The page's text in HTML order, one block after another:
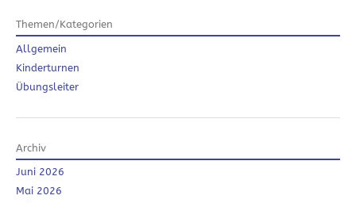
Themen/Kategorien
Allgemein
Kinderturnen
Übungsleiter
Archiv
Juni 2026
Mai 2026